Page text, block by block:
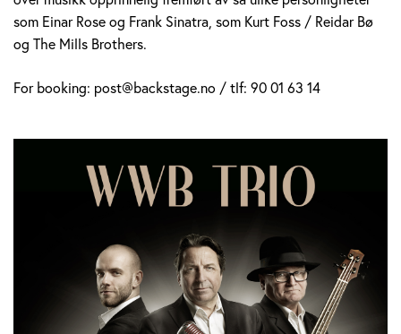
som Einar Rose og Frank Sinatra, som Kurt Foss / Reidar Bø
og The Mills Brothers.
For booking: post@backstage.no / tlf: 90 01 63 14